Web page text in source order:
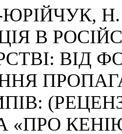
Н.
В
ВІД
«ПРО